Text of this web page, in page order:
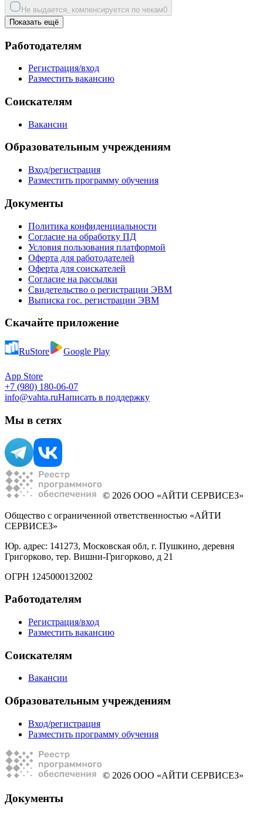
Не выдается, компенсируется по чекам0
Показать ещё
Работодателям
Регистрация/вход
Разместить вакансию
Соискателям
Вакансии
Образовательным учреждениям
Вход/регистрация
Разместить программу обучения
Документы
Политика конфиденциальности
Согласие на обработку ПД
Условия пользования платформой
Оферта для работодателей
Оферта для соискателей
Согласие на рассылки
Свидетельство о регистрации ЭВМ
Выписка гос. регистрации ЭВМ
Скачайте приложение
RuStore Google Play
App Store
+7 (980) 180-06-07
info@vahta.ruНаписать в поддержку
Мы в сетях
© 2026 ООО «АЙТИ СЕРВИСЕЗ»
Общество с ограниченной ответственностью «АЙТИ
СЕРВИСЕЗ»
Юр. адрес: 141273, Московская обл, г. Пушкино, деревня
Григорково, тер. Вишни-Григорково, д 21
ОГРН 1245000132002
Работодателям
Регистрация/вход
Разместить вакансию
Соискателям
Вакансии
Образовательным учреждениям
Вход/регистрация
Разместить программу обучения
© 2026 ООО «АЙТИ СЕРВИСЕЗ»
Документы